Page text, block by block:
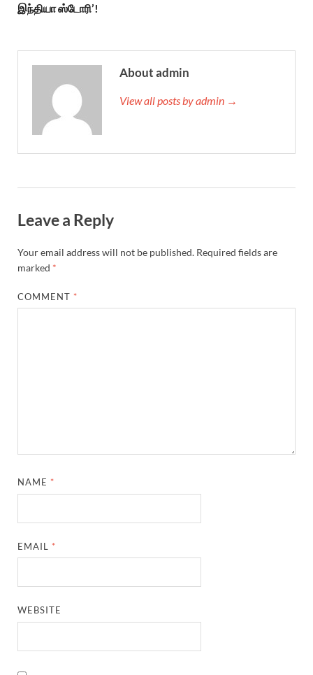
இந்தியா ஸ்டோரி’!
About admin
View all posts by admin →
Leave a Reply
Your email address will not be published. Required fields are
marked *
COMMENT *
NAME *
EMAIL *
WEBSITE